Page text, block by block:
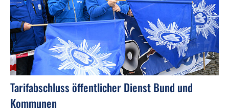
Tarifabschluss öffentlicher Dienst Bund und
Kommunen